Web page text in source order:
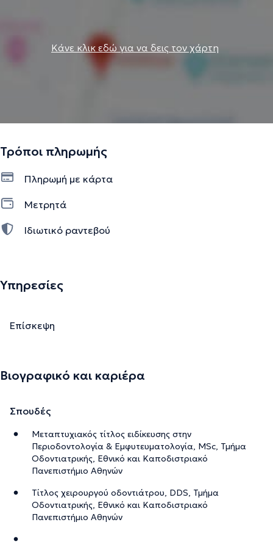
Κάνε κλικ εδώ για να δεις τον χάρτη
Τρόποι πληρωμής
Πληρωμή με κάρτα
Μετρητά
Ιδιωτικό ραντεβού
Υπηρεσίες
Επίσκεψη
Βιογραφικό και καριέρα
Σπουδές
Μεταπτυχιακός τίτλος ειδίκευσης στην
Περιοδοντολογία & Εμφυτευματολογία, MSc, Τμήμα
Οδοντιατρικής, Εθνικό και Καποδιστριακό
Πανεπιστήμιο Αθηνών
Τίτλος χειρουργού οδοντιάτρου, DDS, Τμήμα
Οδοντιατρικής, Εθνικό και Καποδιστριακό
Πανεπιστήμιο Αθηνών